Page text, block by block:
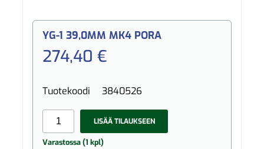
YG-1 39,0MM MK4 PORA
274,40 €
Tuotekoodi 3840526
LISÄÄ TILAUKSEEN
Varastossa (1 kpl)